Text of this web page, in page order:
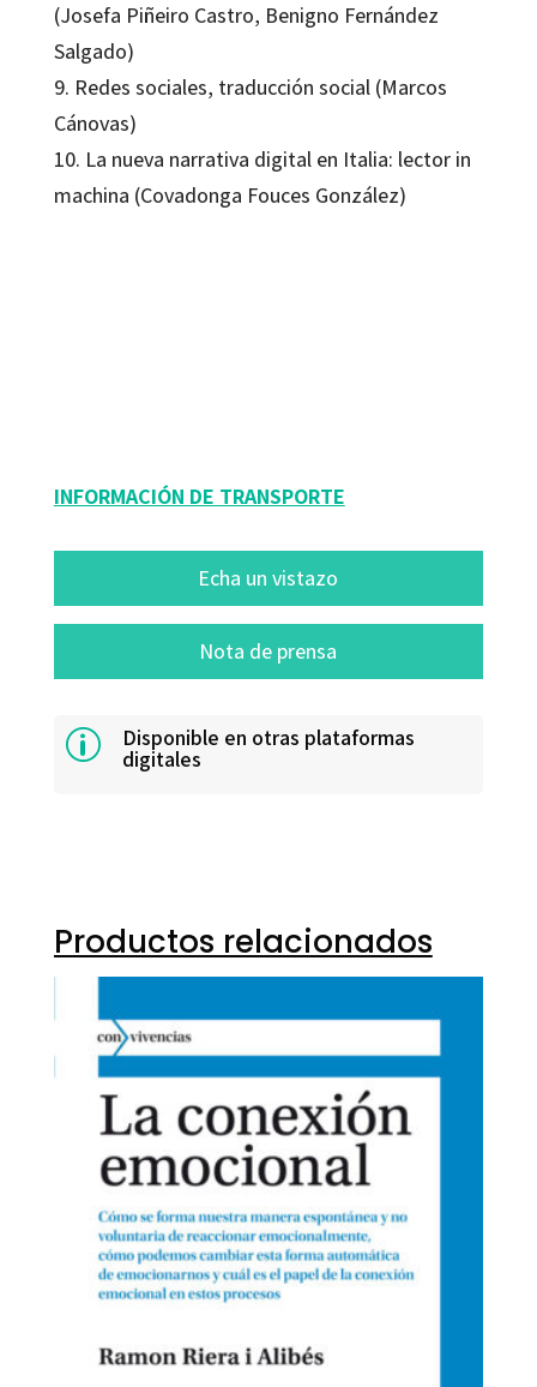
(Josefa Piñeiro Castro, Benigno Fernández
Salgado)
9. Redes sociales, traducción social (Marcos
Cánovas)
10. La nueva narrativa digital en Italia: lector in
machina (Covadonga Fouces González)
INFORMACIÓN DE TRANSPORTE
Echa un vistazo
Nota de prensa
p Disponible en otras plataformas
digitales
Productos relacionados